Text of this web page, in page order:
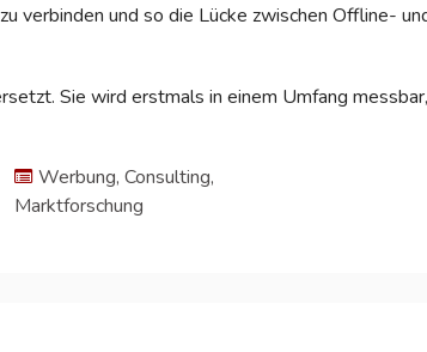
verbinden und so die Lücke zwischen Offline-
Sie wird erstmals in einem Umfang
Werbung, Consulting,
Marktforschung